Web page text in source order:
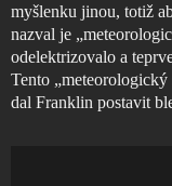
myšlenku jinou, totiž
nazval je
odelektrizovalo a
Tento
dal Franklin postavit